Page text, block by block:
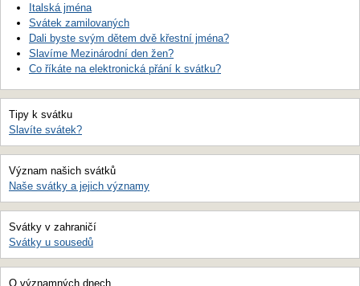
Italská jména
Svátek zamilovaných
Dali byste svým dětem dvě křestní jména?
Slavíme Mezinárodní den žen?
Co říkáte na elektronická přání k svátku?
Tipy k svátku
Slavíte svátek?
Význam našich svátků
Naše svátky a jejich významy
Svátky v zahraničí
Svátky u sousedů
O významných dnech